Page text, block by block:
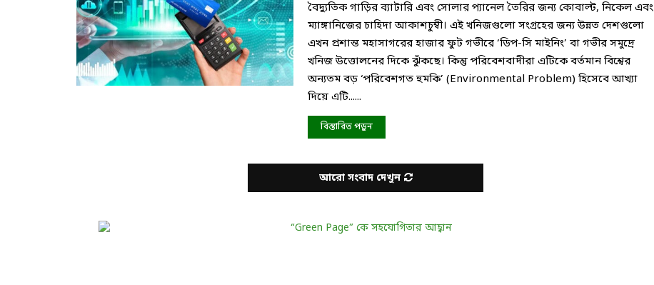
বৈদ্যুতিক গাড়ির ব্যাটারি এবং সোলার প্যানেল তৈরির জন্য কোবাল্ট, নিকেল এবং
ম্যাঙ্গানিজের চাহিদা আকাশচুম্বী। এই খনিজগুলো সংগ্রহের জন্য উন্নত দেশগুলো
এখন প্রশান্ত মহাসাগরের হাজার ফুট গভীরে ‘ডিপ-সি মাইনিং’ বা গভীর সমুদ্রে
খনিজ উত্তোলনের দিকে ঝুঁকছে। কিন্তু পরিবেশবাদীরা এটিকে বর্তমান বিশ্বের
অন্যতম বড় ‘পরিবেশগত হুমকি’ (Environmental Problem) হিসেবে আখ্যা
দিয়ে এটি......
বিস্তারিত পড়ুন
আরো সংবাদ দেখুন